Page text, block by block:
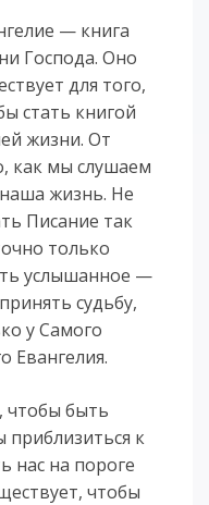
— книга
Господа. Оно
для того,
стать книгой
жизни. От
как мы слушаем
жизнь. Не
Писание так
только
услышанное —
судьбу,
у Самого
Евангелия.
чтобы быть
к
нас на пороге
чтобы